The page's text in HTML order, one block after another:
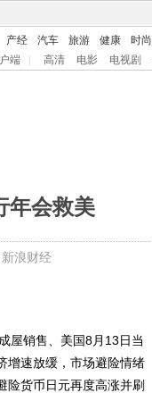
产经 汽车 旅游 健康 时尚
端 高清 电影 电视剧
年会救美
浪财经
销售、美国8月13日当
增速放缓，市场避险情绪
险货币日元再度高涨并刷